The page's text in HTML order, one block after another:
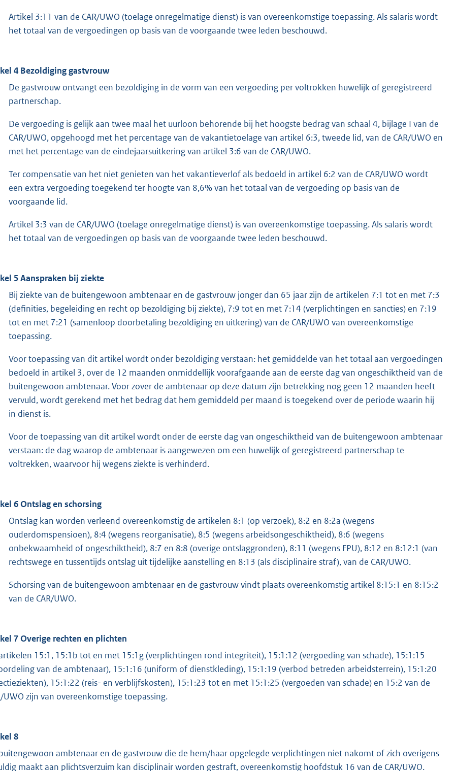
Artikel 3:11 van de CAR/UWO (toelage onregelmatige dienst) is van overeenkomstige toepassing. Als salaris wordt
het totaal van de vergoedingen op basis van de voorgaande twee leden beschouwd.
4 Bezoldiging gastvrouw
De gastvrouw ontvangt een bezoldiging in de vorm van een vergoeding per voltrokken huwelijk of geregistreerd
partnerschap.
De vergoeding is gelijk aan twee maal het uurloon behorende bij het hoogste bedrag van schaal 4, bijlage I van de
CAR/UWO, opgehoogd met het percentage van de vakantietoelage van artikel 6:3, tweede lid, van de CAR/UWO en
met het percentage van de eindejaarsuitkering van artikel 3:6 van de CAR/UWO.
Ter compensatie van het niet genieten van het vakantieverlof als bedoeld in artikel 6:2 van de CAR/UWO wordt
een extra vergoeding toegekend ter hoogte van 8,6% van het totaal van de vergoeding op basis van de
voorgaande lid.
Artikel 3:3 van de CAR/UWO (toelage onregelmatige dienst) is van overeenkomstige toepassing. Als salaris wordt
het totaal van de vergoedingen op basis van de voorgaande twee leden beschouwd.
5 Aanspraken bij ziekte
Bij ziekte van de buitengewoon ambtenaar en de gastvrouw jonger dan 65 jaar zijn de artikelen 7:1 tot en met 7:3
(definities, begeleiding en recht op bezoldiging bij ziekte), 7:9 tot en met 7:14 (verplichtingen en sancties) en 7:19
tot en met 7:21 (samenloop doorbetaling bezoldiging en uitkering) van de CAR/UWO van overeenkomstige
toepassing.
Voor toepassing van dit artikel wordt onder bezoldiging verstaan: het gemiddelde van het totaal aan vergoedingen
bedoeld in artikel 3, over de 12 maanden onmiddellijk voorafgaande aan de eerste dag van ongeschiktheid van de
buitengewoon ambtenaar. Voor zover de ambtenaar op deze datum zijn betrekking nog geen 12 maanden heeft
vervuld, wordt gerekend met het bedrag dat hem gemiddeld per maand is toegekend over de periode waarin hij
in dienst is.
Voor de toepassing van dit artikel wordt onder de eerste dag van ongeschiktheid van de buitengewoon ambtenaar
verstaan: de dag waarop de ambtenaar is aangewezen om een huwelijk of geregistreerd partnerschap te
voltrekken, waarvoor hij wegens ziekte is verhinderd.
6 Ontslag en schorsing
Ontslag kan worden verleend overeenkomstig de artikelen 8:1 (op verzoek), 8:2 en 8:2a (wegens
ouderdomspensioen), 8:4 (wegens reorganisatie), 8:5 (wegens arbeidsongeschiktheid), 8:6 (wegens
onbekwaamheid of ongeschiktheid), 8:7 en 8:8 (overige ontslaggronden), 8:11 (wegens FPU), 8:12 en 8:12:1 (van
rechtswege en tussentijds ontslag uit tijdelijke aanstelling en 8:13 (als disciplinaire straf), van de CAR/UWO.
Schorsing van de buitengewoon ambtenaar en de gastvrouw vindt plaats overeenkomstig artikel 8:15:1 en 8:15:2
van de CAR/UWO.
7 Overige rechten en plichten
15:1, 15:1b tot en met 15:1g (verplichtingen rond integriteit), 15:1:12 (vergoeding van schade), 15:1:15
van de ambtenaar), 15:1:16 (uniform of dienstkleding), 15:1:19 (verbod betreden arbeidsterrein), 15:1:20
15:1:22 (reis- en verblijfskosten), 15:1:23 tot en met 15:1:25 (vergoeden van schade) en 15:2 van de
UWO zijn van overeenkomstige toepassing.
8
ambtenaar en de gastvrouw die de hem/haar opgelegde verplichtingen niet nakomt of zich overigens
maakt aan plichtsverzuim kan disciplinair worden gestraft, overeenkomstig hoofdstuk 16 van de CAR/UWO.